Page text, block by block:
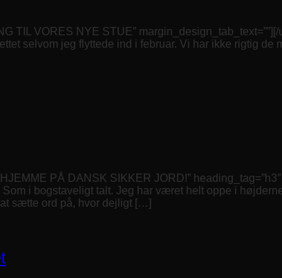
TIL VORES NYE STUE”
selvom jeg flyttede ind i februar. Vi har ikke rigtig
PÅ DANSK SIKKER JORD!”
Som i bogstaveligt talt. Jeg har været helt oppe i
sætte ord på, hvor dejligt […]